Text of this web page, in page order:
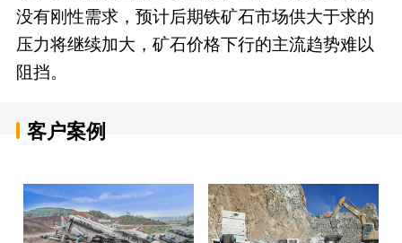
没有刚性需求，预计后期铁矿石市场供大于求的
压力将继续加大，矿石价格下行的主流趋势难以
阻挡。
客户案例